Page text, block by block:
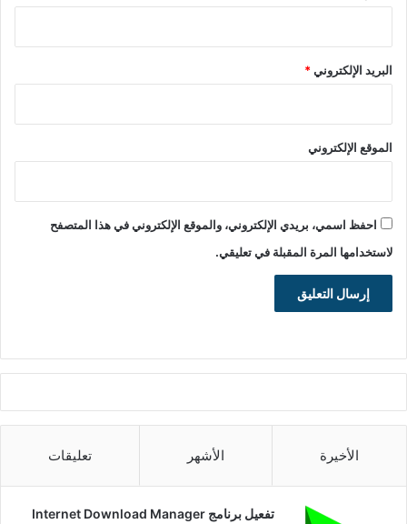
البريد الإلكتروني*
الموقع الإلكتروني
احفظ اسمي، بريدي الإلكتروني، والموقع الإلكتروني في هذا المتصفح
لاستخدامها المرة المقبلة في تعليقي.
الأخيرة الأشهر تعليقات
تفعيل برنامج Internet Download Manager